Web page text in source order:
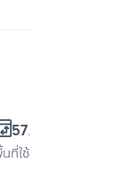
57.5 ตร.ม.
ที่ใช้สอย